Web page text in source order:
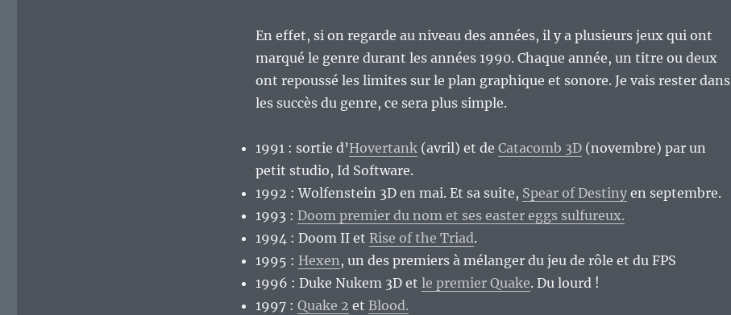
En effet, si on regarde au niveau des années, il y a plusieurs jeux qui ont
marqué le genre durant les années 1990. Chaque année, un titre ou deux
ont repoussé les limites sur le plan graphique et sonore. Je vais rester dans
les succès du genre, ce sera plus simple.
1991 : sortie d’Hovertank(avril) et de Catacomb 3D(novembre) par un
petit studio, Id Software.
1992 : Wolfenstein 3D en mai. Et sa suite, Spear of Destinyen septembre.
1993 : Doom premier du nom et ses easter eggs sulfureux.
1994 : Doom II et Rise of the Triad.
1995 : Hexen, un des premiers à mélanger du jeu de rôle et du FPS
1996 : Duke Nukem 3D et le premier Quake. Du lourd !
1997 : Quake 2 et Blood.